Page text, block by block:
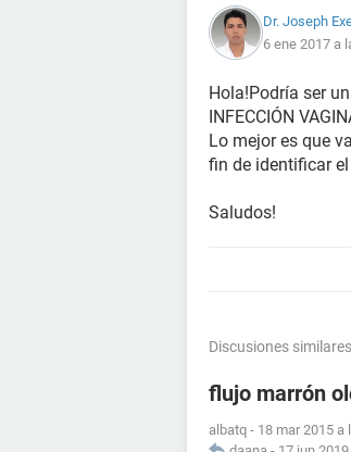
Dr. Joseph
6 ene 2017 a
Hola!Podría ser
INFECCIÓN
Lo mejor es que
fin de identificar
Saludos!
Discusiones similares
flujo marrón
albatq - 18 mar 2015 a